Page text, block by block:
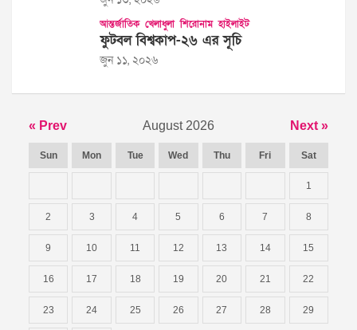
আন্তর্জাতিক খেলাধুলা শিরোনাম হাইলাইট
ফুটবল বিশ্বকাপ-২৬ এর সূচি
জুন ১১, ২০২৬
« Prev August 2026 Next »
Sun Mon Tue Wed Thu Fri Sat
1
2 3 4 5 6 7 8
9 10 11 12 13 14 15
16 17 18 19 20 21 22
23 24 25 26 27 28 29